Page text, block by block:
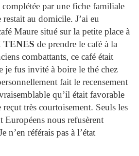
par une fiche familiale
au domicile. J’ai eu
Maure situé sur la petite place à
de prendre le café à la
combattants, ce café était
je fus invité à boire le thé chez
fait le recensement
qu’il était favorable
très courtoisement. Seuls les
Européens nous refusèrent
n’en référais pas à l’état